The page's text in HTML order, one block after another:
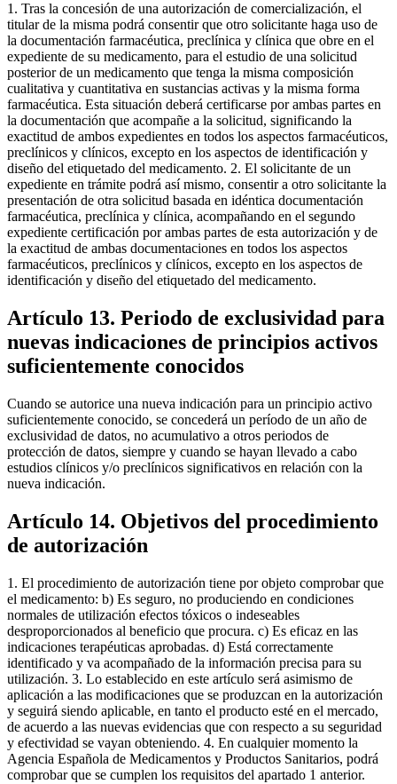
1. Tras la concesión de una autorización de comercialización, el
titular de la misma podrá consentir que otro solicitante haga uso de
la documentación farmacéutica, preclínica y clínica que obre en el
expediente de su medicamento, para el estudio de una solicitud
posterior de un medicamento que tenga la misma composición
cualitativa y cuantitativa en sustancias activas y la misma forma
farmacéutica. Esta situación deberá certificarse por ambas partes en
la documentación que acompañe a la solicitud, significando la
exactitud de ambos expedientes en todos los aspectos farmacéuticos,
preclínicos y clínicos, excepto en los aspectos de identificación y
diseño del etiquetado del medicamento. 2. El solicitante de un
expediente en trámite podrá así mismo, consentir a otro solicitante la
presentación de otra solicitud basada en idéntica documentación
farmacéutica, preclínica y clínica, acompañando en el segundo
expediente certificación por ambas partes de esta autorización y de
la exactitud de ambas documentaciones en todos los aspectos
farmacéuticos, preclínicos y clínicos, excepto en los aspectos de
identificación y diseño del etiquetado del medicamento.
Artículo 13. Periodo de exclusividad para
nuevas indicaciones de principios activos
suficientemente conocidos
Cuando se autorice una nueva indicación para un principio activo
suficientemente conocido, se concederá un período de un año de
exclusividad de datos, no acumulativo a otros periodos de
protección de datos, siempre y cuando se hayan llevado a cabo
estudios clínicos y/o preclínicos significativos en relación con la
nueva indicación.
Artículo 14. Objetivos del procedimiento
de autorización
1. El procedimiento de autorización tiene por objeto comprobar que
el medicamento: b) Es seguro, no produciendo en condiciones
normales de utilización efectos tóxicos o indeseables
desproporcionados al beneficio que procura. c) Es eficaz en las
indicaciones terapéuticas aprobadas. d) Está correctamente
identificado y va acompañado de la información precisa para su
utilización. 3. Lo establecido en este artículo será asimismo de
aplicación a las modificaciones que se produzcan en la autorización
y seguirá siendo aplicable, en tanto el producto esté en el mercado,
de acuerdo a las nuevas evidencias que con respecto a su seguridad
y efectividad se vayan obteniendo. 4. En cualquier momento la
Agencia Española de Medicamentos y Productos Sanitarios, podrá
comprobar que se cumplen los requisitos del apartado 1 anterior.